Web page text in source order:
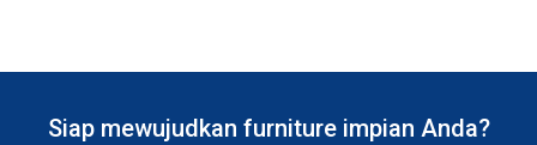
Siap mewujudkan furniture impian Anda?